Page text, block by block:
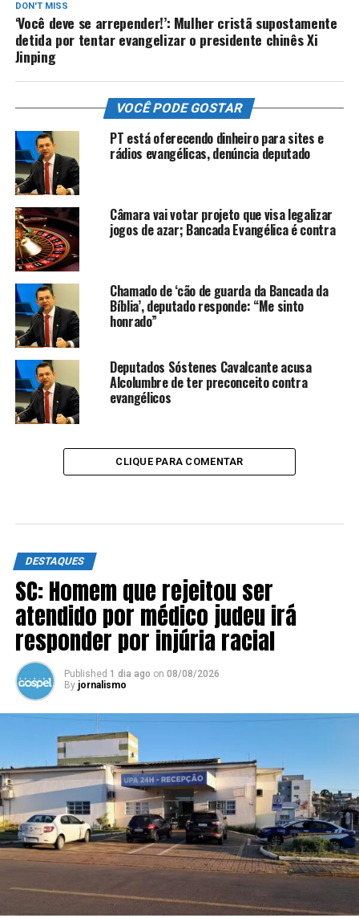
DON'T MISS
‘Você deve se arrepender!’: Mulher cristã supostamente
detida por tentar evangelizar o presidente chinês Xi
Jinping
VOCÊ PODE GOSTAR
PT está oferecendo dinheiro para sites e
rádios evangélicas, denúncia deputado
Câmara vai votar projeto que visa legalizar
jogos de azar; Bancada Evangélica é contra
Chamado de ‘cão de guarda da Bancada da
Bíblia’, deputado responde: “Me sinto
honrado”
Deputados Sóstenes Cavalcante acusa
Alcolumbre de ter preconceito contra
evangélicos
CLIQUE PARA COMENTAR
DESTAQUES
SC: Homem que rejeitou ser
atendido por médico judeu irá
responder por injúria racial
Published 1 dia ago on 08/08/2026
By jornalismo